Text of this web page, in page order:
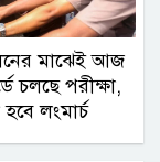
মাঝেই আজ
চলছে পরীক্ষা,
লংমার্চ